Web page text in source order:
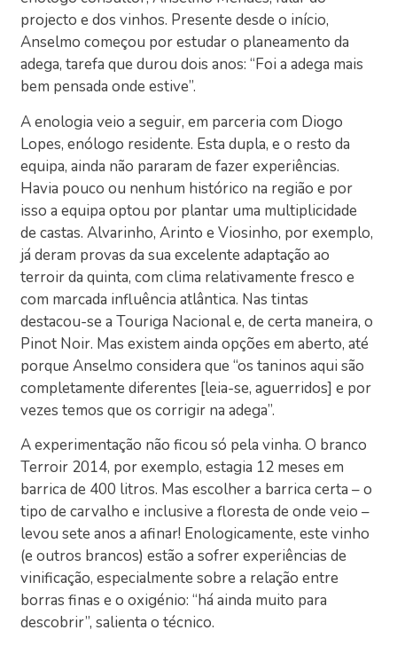
projecto e dos vinhos. Presente desde o início,
Anselmo começou por estudar o planeamento da
adega, tarefa que durou dois anos: “Foi a adega mais
bem pensada onde estive”.
A enologia veio a seguir, em parceria com Diogo
Lopes, enólogo residente. Esta dupla, e o resto da
equipa, ainda não pararam de fazer experiências.
Havia pouco ou nenhum histórico na região e por
isso a equipa optou por plantar uma multiplicidade
de castas. Alvarinho, Arinto e Viosinho, por exemplo,
já deram provas da sua excelente adaptação ao
terroir da quinta, com clima relativamente fresco e
com marcada influência atlântica. Nas tintas
destacou-se a Touriga Nacional e, de certa maneira, o
Pinot Noir. Mas existem ainda opções em aberto, até
porque Anselmo considera que “os taninos aqui são
completamente diferentes [leia-se, aguerridos] e por
vezes temos que os corrigir na adega”.
A experimentação não ficou só pela vinha. O branco
Terroir 2014, por exemplo, estagia 12 meses em
barrica de 400 litros. Mas escolher a barrica certa – o
tipo de carvalho e inclusive a floresta de onde veio –
levou sete anos a afinar! Enologicamente, este vinho
(e outros brancos) estão a sofrer experiências de
vinificação, especialmente sobre a relação entre
borras finas e o oxigénio: “há ainda muito para
descobrir”, salienta o técnico.